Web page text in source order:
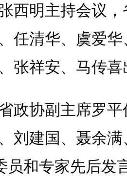
西明主持会议，
任清华、虞爱
张祥安、马传喜
协副主席罗平
刘建国、聂余满
员和专家先后发